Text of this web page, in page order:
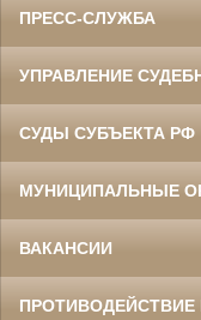
ПРЕСС-СЛУЖБА
УПРАВЛЕНИЕ
СУДЫ СУБЪЕКТА РФ
МУНИЦИПАЛЬНЫЕ
ВАКАНСИИ
ПРОТИВОДЕЙСТВИЕ